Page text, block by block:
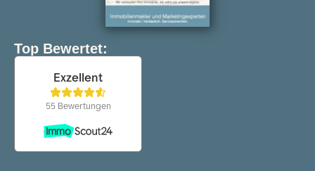
Top Bewertet: